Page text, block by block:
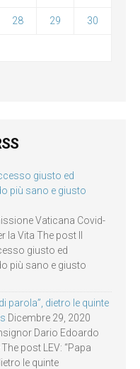
28 29 30
giusto ed
più sano e giusto
Vaticana Covid-
la Vita The post Il
giusto ed
più sano e giusto
parola”, dietro le quinte
Dicembre 29, 2020
Dario Edoardo
post LEV: “Papa
le quinte